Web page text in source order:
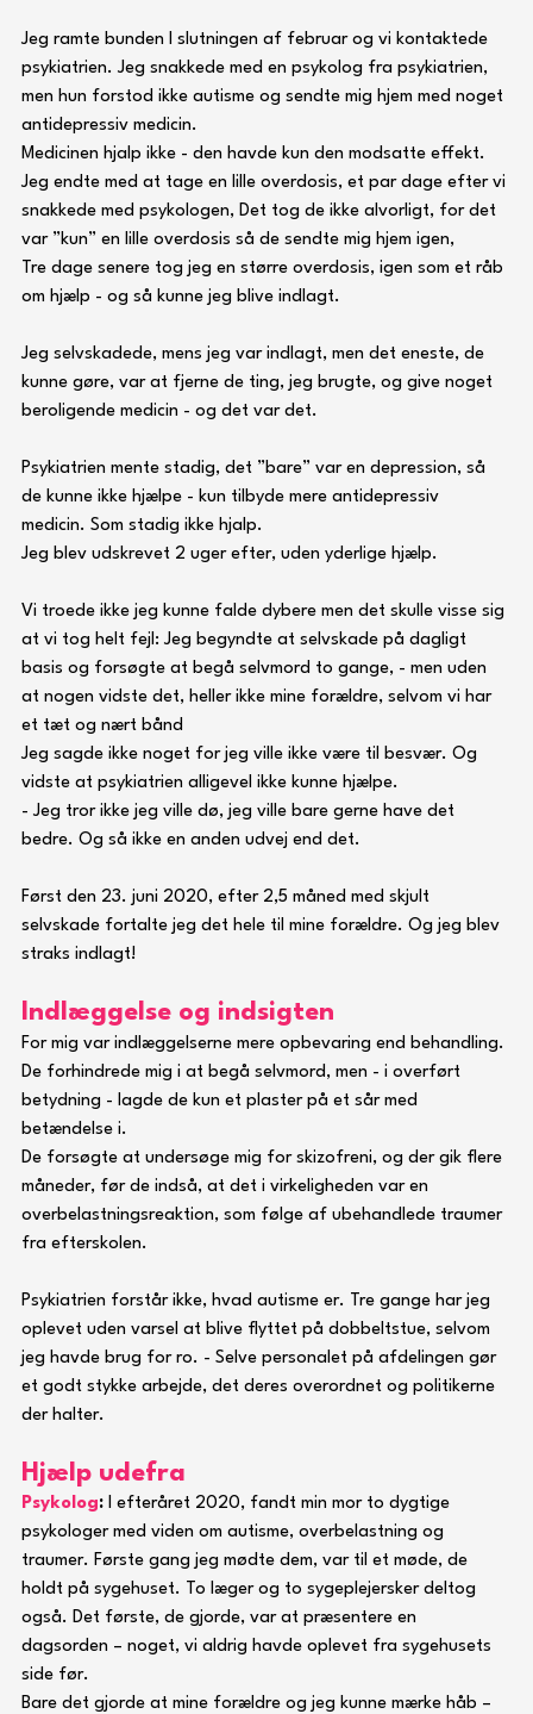
Jeg ramte bunden I slutningen af februar og vi kontaktede
psykiatrien. Jeg snakkede med en psykolog fra psykiatrien,
men hun forstod ikke autisme og sendte mig hjem med noget
antidepressiv medicin.
Medicinen hjalp ikke - den havde kun den modsatte effekt.
Jeg endte med at tage en lille overdosis, et par dage efter vi
snakkede med psykologen, Det tog de ikke alvorligt, for det
var ”kun” en lille overdosis så de sendte mig hjem igen,
Tre dage senere tog jeg en større overdosis, igen som et råb
om hjælp - og så kunne jeg blive indlagt.
Jeg selvskadede, mens jeg var indlagt, men det eneste, de
kunne gøre, var at fjerne de ting, jeg brugte, og give noget
beroligende medicin - og det var det.
Psykiatrien mente stadig, det ”bare” var en depression, så
de kunne ikke hjælpe - kun tilbyde mere antidepressiv
medicin. Som stadig ikke hjalp.
Jeg blev udskrevet 2 uger efter, uden yderlige hjælp.
Vi troede ikke jeg kunne falde dybere men det skulle visse sig
at vi tog helt fejl: Jeg begyndte at selvskade på dagligt
basis og forsøgte at begå selvmord to gange, - men uden
at nogen vidste det, heller ikke mine forældre, selvom vi har
et tæt og nært bånd
Jeg sagde ikke noget for jeg ville ikke være til besvær. Og
vidste at psykiatrien alligevel ikke kunne hjælpe.
- Jeg tror ikke jeg ville dø, jeg ville bare gerne have det
bedre. Og så ikke en anden udvej end det.
Først den 23. juni 2020, efter 2,5 måned med skjult
selvskade fortalte jeg det hele til mine forældre. Og jeg blev
straks indlagt!
Indlæggelse og indsigten
For mig var indlæggelserne mere opbevaring end behandling.
De forhindrede mig i at begå selvmord, men - i overført
betydning - lagde de kun et plaster på et sår med
betændelse i.
De forsøgte at undersøge mig for skizofreni, og der gik flere
måneder, før de indså, at det i virkeligheden var en
overbelastningsreaktion, som følge af ubehandlede traumer
fra efterskolen.
Psykiatrien forstår ikke, hvad autisme er. Tre gange har jeg
oplevet uden varsel at blive flyttet på dobbeltstue, selvom
jeg havde brug for ro. - Selve personalet på afdelingen gør
et godt stykke arbejde, det deres overordnet og politikerne
der halter.
Hjælp udefra
Psykolog: I efteråret 2020, fandt min mor to dygtige
psykologer med viden om autisme, overbelastning og
traumer. Første gang jeg mødte dem, var til et møde, de
holdt på sygehuset. To læger og to sygeplejersker deltog
også. Det første, de gjorde, var at præsentere en
dagsorden – noget, vi aldrig havde oplevet fra sygehusets
side før.
Bare det gjorde at mine forældre og jeg kunne mærke håb –